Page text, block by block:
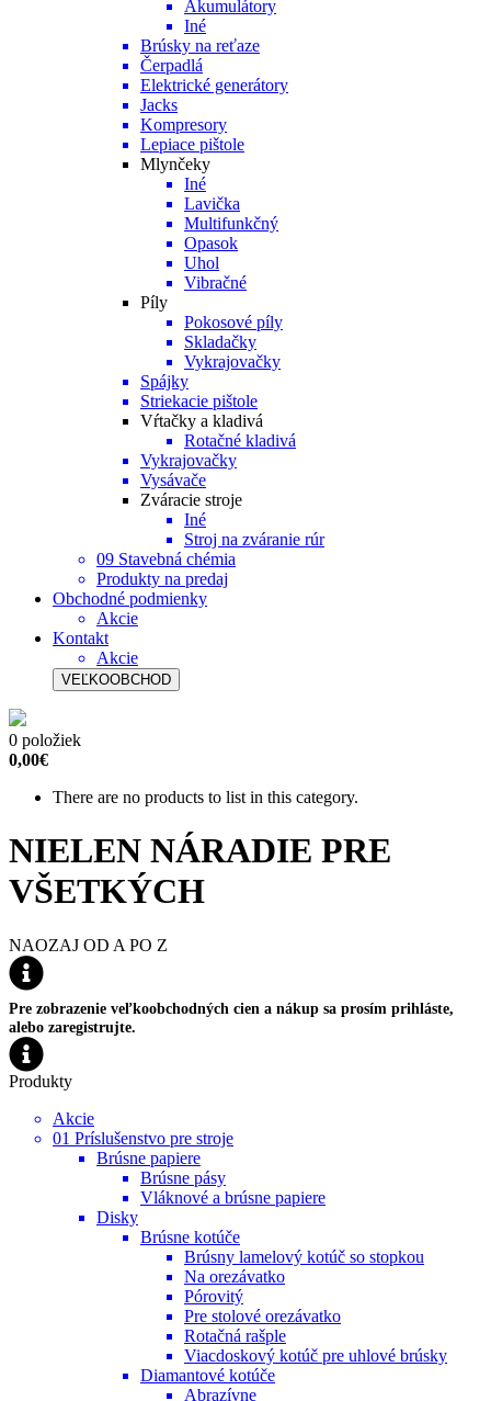
Akumulátory
Iné
Brúsky na reťaze
Čerpadlá
Elektrické generátory
Jacks
Kompresory
Lepiace pištole
Mlynčeky
Iné
Lavička
Multifunkčný
Opasok
Uhol
Vibračné
Píly
Pokosové píly
Skladačky
Vykrajovačky
Spájky
Striekacie pištole
Vŕtačky a kladivá
Rotačné kladivá
Vykrajovačky
Vysávače
Zváracie stroje
Iné
Stroj na zváranie rúr
09 Stavebná chémia
Produkty na predaj
Obchodné podmienky
Akcie
Kontakt
Akcie
VEĽKOOBCHOD
0 položiek
0,00€
There are no products to list in this category.
NIELEN NÁRADIE PRE
VŠETKÝCH
NAOZAJ OD A PO Z
Pre zobrazenie veľkoobchodných cien a nákup sa prosím prihláste,
alebo zaregistrujte.
Produkty
Akcie
01 Príslušenstvo pre stroje
Brúsne papiere
Brúsne pásy
Vláknové a brúsne papiere
Disky
Brúsne kotúče
Brúsny lamelový kotúč so stopkou
Na orezávatko
Pórovitý
Pre stolové orezávatko
Rotačná rašple
Viacdoskový kotúč pre uhlové brúsky
Diamantové kotúče
Abrazívne